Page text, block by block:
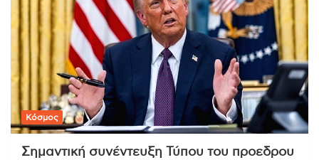
Κόσμος
Σημαντική συνέντευξη Τύπου του προεδρου